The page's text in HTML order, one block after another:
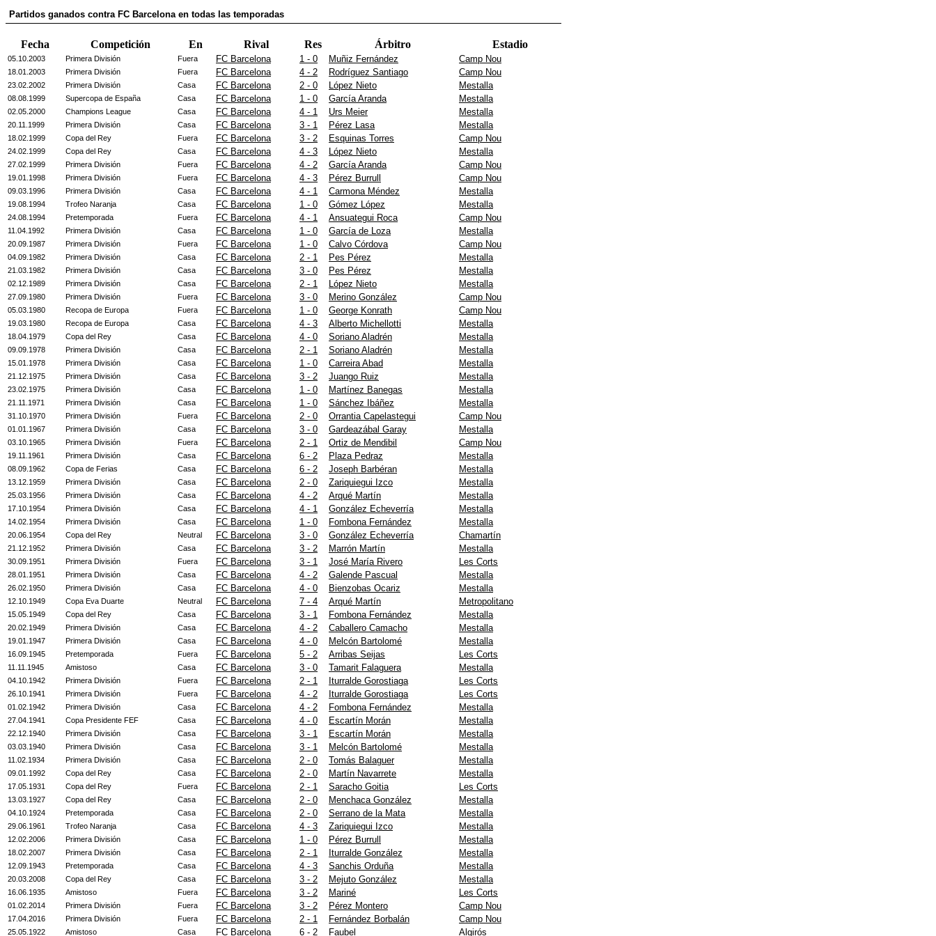
Partidos ganados contra FC Barcelona en todas las temporadas
Fecha Competición En Rival Res Árbitro Estadio
05.10.2003 Primera División Fuera FC Barcelona 1 - 0 Muñiz Fernández Camp Nou
18.01.2003 Primera División Fuera FC Barcelona 4 - 2 Rodríguez Santiago Camp Nou
23.02.2002 Primera División Casa FC Barcelona 2 - 0 López Nieto Mestalla
08.08.1999 Supercopa de España Casa FC Barcelona 1 - 0 García Aranda Mestalla
02.05.2000 Champions League Casa FC Barcelona 4 - 1 Urs Meier Mestalla
20.11.1999 Primera División Casa FC Barcelona 3 - 1 Pérez Lasa Mestalla
18.02.1999 Copa del Rey Fuera FC Barcelona 3 - 2 Esquinas Torres Camp Nou
24.02.1999 Copa del Rey Casa FC Barcelona 4 - 3 López Nieto Mestalla
27.02.1999 Primera División Fuera FC Barcelona 4 - 2 García Aranda Camp Nou
19.01.1998 Primera División Fuera FC Barcelona 4 - 3 Pérez Burrull Camp Nou
09.03.1996 Primera División Casa FC Barcelona 4 - 1 Carmona Méndez Mestalla
19.08.1994 Trofeo Naranja Casa FC Barcelona 1 - 0 Gómez López Mestalla
24.08.1994 Pretemporada Fuera FC Barcelona 4 - 1 Ansuategui Roca Camp Nou
11.04.1992 Primera División Casa FC Barcelona 1 - 0 García de Loza Mestalla
20.09.1987 Primera División Fuera FC Barcelona 1 - 0 Calvo Córdova Camp Nou
04.09.1982 Primera División Casa FC Barcelona 2 - 1 Pes Pérez Mestalla
21.03.1982 Primera División Casa FC Barcelona 3 - 0 Pes Pérez Mestalla
02.12.1989 Primera División Casa FC Barcelona 2 - 1 López Nieto Mestalla
27.09.1980 Primera División Fuera FC Barcelona 3 - 0 Merino González Camp Nou
05.03.1980 Recopa de Europa Fuera FC Barcelona 1 - 0 George Konrath Camp Nou
19.03.1980 Recopa de Europa Casa FC Barcelona 4 - 3 Alberto Michellotti Mestalla
18.04.1979 Copa del Rey Casa FC Barcelona 4 - 0 Soriano Aladrén Mestalla
09.09.1978 Primera División Casa FC Barcelona 2 - 1 Soriano Aladrén Mestalla
15.01.1978 Primera División Casa FC Barcelona 1 - 0 Carreira Abad Mestalla
21.12.1975 Primera División Casa FC Barcelona 3 - 2 Juango Ruiz Mestalla
23.02.1975 Primera División Casa FC Barcelona 1 - 0 Martínez Banegas Mestalla
21.11.1971 Primera División Casa FC Barcelona 1 - 0 Sánchez Ibáñez Mestalla
31.10.1970 Primera División Fuera FC Barcelona 2 - 0 Orrantia Capelastegui Camp Nou
01.01.1967 Primera División Casa FC Barcelona 3 - 0 Gardeazábal Garay Mestalla
03.10.1965 Primera División Fuera FC Barcelona 2 - 1 Ortiz de Mendibil Camp Nou
19.11.1961 Primera División Casa FC Barcelona 6 - 2 Plaza Pedraz Mestalla
08.09.1962 Copa de Ferias Casa FC Barcelona 6 - 2 Joseph Barbéran Mestalla
13.12.1959 Primera División Casa FC Barcelona 2 - 0 Zariquiegui Izco Mestalla
25.03.1956 Primera División Casa FC Barcelona 4 - 2 Arqué Martín Mestalla
17.10.1954 Primera División Casa FC Barcelona 4 - 1 González Echeverría Mestalla
14.02.1954 Primera División Casa FC Barcelona 1 - 0 Fombona Fernández Mestalla
20.06.1954 Copa del Rey Neutral FC Barcelona 3 - 0 González Echeverría Chamartín
21.12.1952 Primera División Casa FC Barcelona 3 - 2 Marrón Martín Mestalla
30.09.1951 Primera División Fuera FC Barcelona 3 - 1 José María Rivero Les Corts
28.01.1951 Primera División Casa FC Barcelona 4 - 2 Galende Pascual Mestalla
26.02.1950 Primera División Casa FC Barcelona 4 - 0 Bienzobas Ocariz Mestalla
12.10.1949 Copa Eva Duarte Neutral FC Barcelona 7 - 4 Arqué Martín Metropolitano
15.05.1949 Copa del Rey Casa FC Barcelona 3 - 1 Fombona Fernández Mestalla
20.02.1949 Primera División Casa FC Barcelona 4 - 2 Caballero Camacho Mestalla
19.01.1947 Primera División Casa FC Barcelona 4 - 0 Melcón Bartolomé Mestalla
16.09.1945 Pretemporada Fuera FC Barcelona 5 - 2 Arribas Seijas Les Corts
11.11.1945 Amistoso Casa FC Barcelona 3 - 0 Tamarit Falaguera Mestalla
04.10.1942 Primera División Fuera FC Barcelona 2 - 1 Iturralde Gorostiaga Les Corts
26.10.1941 Primera División Fuera FC Barcelona 4 - 2 Iturralde Gorostiaga Les Corts
01.02.1942 Primera División Casa FC Barcelona 4 - 2 Fombona Fernández Mestalla
27.04.1941 Copa Presidente FEF Casa FC Barcelona 4 - 0 Escartín Morán Mestalla
22.12.1940 Primera División Casa FC Barcelona 3 - 1 Escartín Morán Mestalla
03.03.1940 Primera División Casa FC Barcelona 3 - 1 Melcón Bartolomé Mestalla
11.02.1934 Primera División Casa FC Barcelona 2 - 0 Tomás Balaguer Mestalla
09.01.1992 Copa del Rey Casa FC Barcelona 2 - 0 Martín Navarrete Mestalla
17.05.1931 Copa del Rey Fuera FC Barcelona 2 - 1 Saracho Goitia Les Corts
13.03.1927 Copa del Rey Casa FC Barcelona 2 - 0 Menchaca González Mestalla
04.10.1924 Pretemporada Casa FC Barcelona 2 - 0 Serrano de la Mata Mestalla
29.06.1961 Trofeo Naranja Casa FC Barcelona 4 - 3 Zariquiegui Izco Mestalla
12.02.2006 Primera División Casa FC Barcelona 1 - 0 Pérez Burrull Mestalla
18.02.2007 Primera División Casa FC Barcelona 2 - 1 Iturralde González Mestalla
12.09.1943 Pretemporada Casa FC Barcelona 4 - 3 Sanchis Orduña Mestalla
20.03.2008 Copa del Rey Casa FC Barcelona 3 - 2 Mejuto González Mestalla
16.06.1935 Amistoso Fuera FC Barcelona 3 - 2 Mariné Les Corts
01.02.2014 Primera División Fuera FC Barcelona 3 - 2 Pérez Montero Camp Nou
17.04.2016 Primera División Fuera FC Barcelona 2 - 1 Fernández Borbalán Camp Nou
25.05.1922 Amistoso Casa FC Barcelona 6 - 2 Faubel Algirós